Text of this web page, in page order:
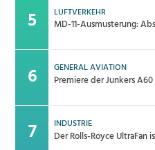
LUFTVERKEHR
MD-11-Ausmusterung:
GENERAL AVIATION
Premiere der Junkers
INDUSTRIE
Der Rolls-Royce UltraFan